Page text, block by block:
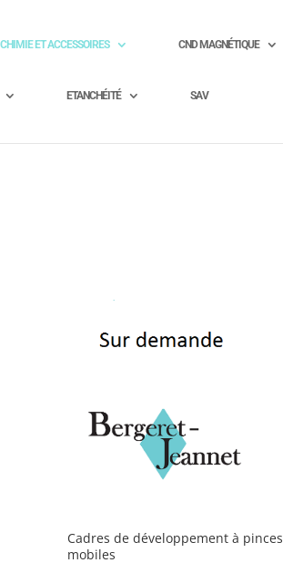
ET ACCESSOIRES CND MAGNÉTIQUE
ETANCHÉITÉ SAV
Cadres de développement à pinces
mobiles